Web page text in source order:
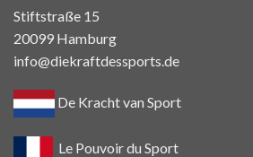
Stiftstraße 15
20099 Hamburg
info@diekraftdessports.de
De Kracht van Sport
Le Pouvoir du Sport